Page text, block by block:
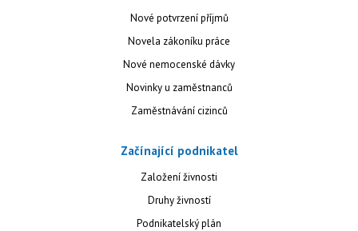
Nové potvrzení příjmů
Novela zákoníku práce
Nové nemocenské dávky
Novinky u zaměstnanců
Zaměstnávání cizinců
Začínající podnikatel
Založení živnosti
Druhy živností
Podnikatelský plán